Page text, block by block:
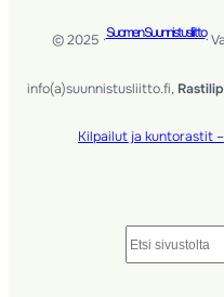
© 2025 ·Suomen Suunnistusliitto·
info(a)suunnistusliitto.fi,
Kilpailut ja kuntorastit
Etsi